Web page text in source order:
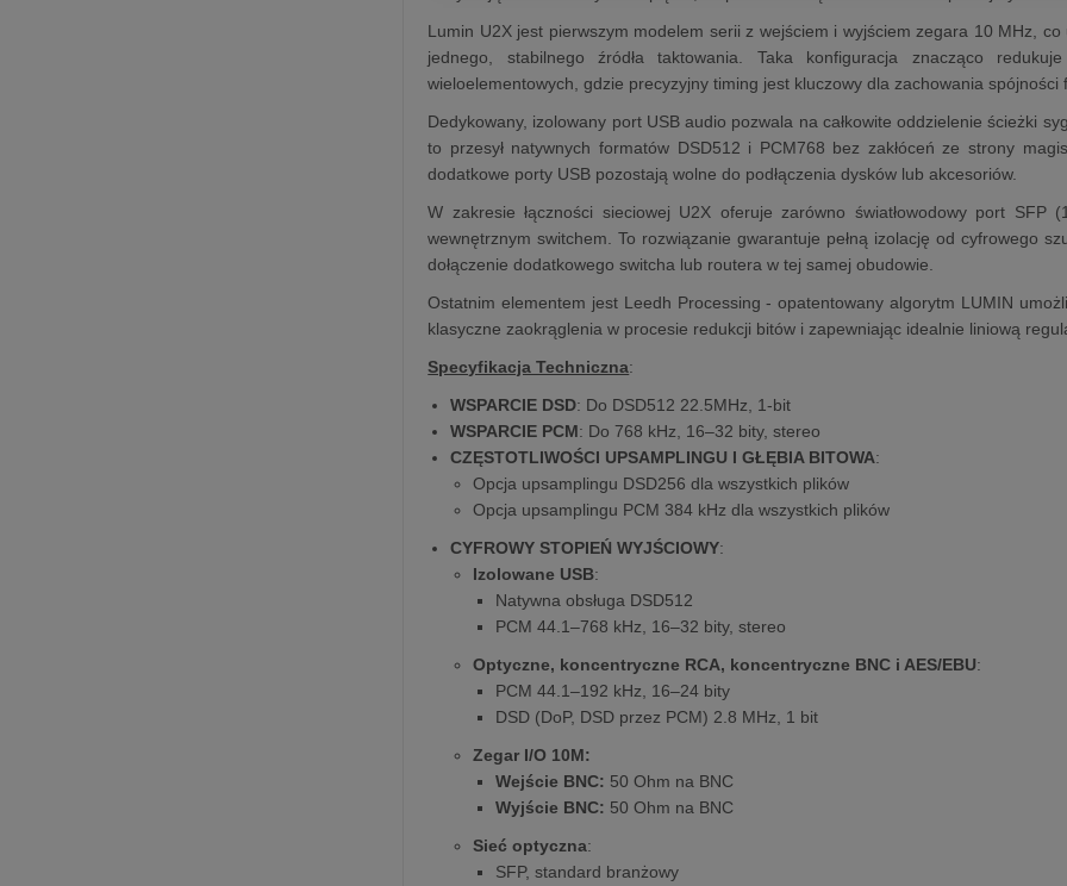
Lumin U2X jest pierwszym modelem serii z wejściem i wyjściem zegara 10 MHz,
jednego, stabilnego źródła taktowania. Taka konfiguracja znacząco
wieloelementowych, gdzie precyzyjny timing jest kluczowy dla zachowania spójności
Dedykowany, izolowany port USB audio pozwala na całkowite oddzielenie ścieżki
to przesył natywnych formatów DSD512 i PCM768 bez zakłóceń ze strony
dodatkowe porty USB pozostają wolne do podłączenia dysków lub akcesoriów.
W zakresie łączności sieciowej U2X oferuje zarówno światłowodowy port SFP
wewnętrznym switchem. To rozwiązanie gwarantuje pełną izolację od cyfrowego
dołączenie dodatkowego switcha lub routera w tej samej obudowie.
Ostatnim elementem jest Leedh Processing - opatentowany algorytm LUMIN
klasyczne zaokrąglenia w procesie redukcji bitów i zapewniając idealnie liniową
Specyfikacja Techniczna:
WSPARCIE DSD: Do DSD512 22.5MHz, 1-bit
WSPARCIE PCM: Do 768 kHz, 16–32 bity, stereo
CZĘSTOTLIWOŚCI UPSAMPLINGU I GŁĘBIA BITOWA:
Opcja upsamplingu DSD256 dla wszystkich plików
Opcja upsamplingu PCM 384 kHz dla wszystkich plików
CYFROWY STOPIEŃ WYJŚCIOWY:
Izolowane USB:
Natywna obsługa DSD512
PCM 44.1–768 kHz, 16–32 bity, stereo
Optyczne, koncentryczne RCA, koncentryczne BNC i AES/EBU:
PCM 44.1–192 kHz, 16–24 bity
DSD (DoP, DSD przez PCM) 2.8 MHz, 1 bit
Zegar I/O 10M:
Wejście BNC: 50 Ohm na BNC
Wyjście BNC: 50 Ohm na BNC
Sieć optyczna:
SFP, standard branżowy